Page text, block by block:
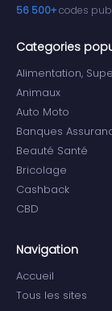
56 500+codes
Categories
Alimentation,
Animaux
Auto Moto
Banques
Beauté Santé
Bricolage
Cashback
CBD
Navigation
Accueil
Tous les sites